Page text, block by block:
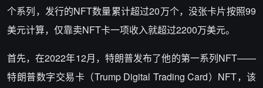
个系列，发行的NFT数量累计超过20万个，没张卡片按照99
美元计算，仅靠卖NFT卡一项收入就超过2200万美元。
首先，在2022年12月，特朗普发布了他的第一系列NFT——
特朗普数字交易卡（Trump Digital Trading Card）NFT，该